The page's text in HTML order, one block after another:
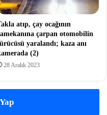
atıp, çay ocağının
çarpan otomobilin
yaralandı; kaza anı
(2)
28 Aralık 2023